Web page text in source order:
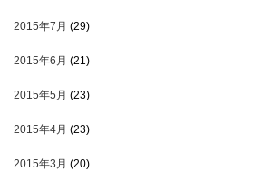
2015年7月 (29)
2015年6月 (21)
2015年5月 (23)
2015年4月 (23)
2015年3月 (20)